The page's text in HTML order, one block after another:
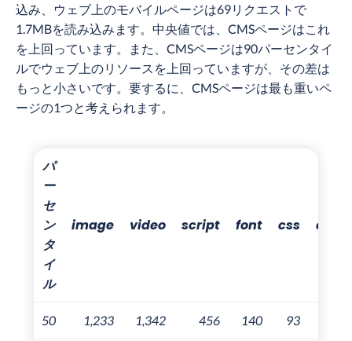
込み、ウェブ上のモバイルページは69リクエストで
1.7MBを読み込みます。中央値では、CMSページはこれ
を上回っています。また、CMSページは90パーセンタイ
ルでウェブ上のリソースを上回っていますが、その差は
もっと小さいです。要するに、CMSページは最も重いペ
ージの1つと考えられます。
パ
ー
セ
ン
タ
イ
ル
image video script font css
50 1,233 1,342 456 140 93